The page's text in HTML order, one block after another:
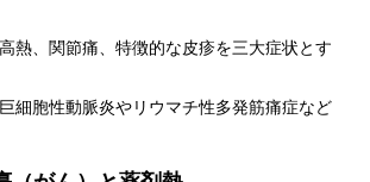
高熱、関節痛、特徴的な皮疹を三大症状とす
巨細胞性動脈炎やリウマチ性多発筋痛症など